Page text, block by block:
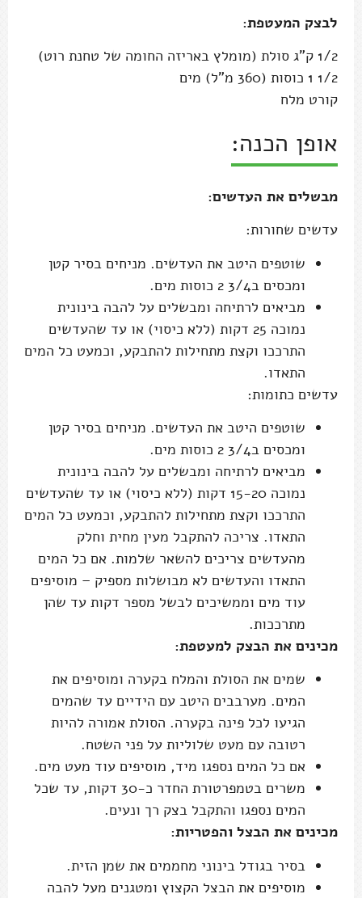
לבצק המעטפת:
1/2 ק"ג סולת (מומלץ באריזה החומה של טחנת רוט)
1/2 1 כוסות (360 מ"ל) מים
קורט מלח
אופן הכנה:
מבשלים את העדשים:
עדשים שחורות:
שוטפים היטב את העדשים. מניחים בסיר קטן
ומכסים ב3/4 2 כוסות מים.
מביאים לרתיחה ומבשלים על להבה בינונית
נמוכה 25 דקות (ללא כיסוי) או עד שהעדשים
התרככו וקצת מתחילות להתבקע, וכמעט כל המים
התאדו.
עדשים כתומות:
שוטפים היטב את העדשים. מניחים בסיר קטן
ומכסים ב3/4 2 כוסות מים.
מביאים לרתיחה ומבשלים על להבה בינונית
נמוכה 15-20 דקות (ללא כיסוי) או עד שהעדשים
התרככו וקצת מתחילות להתבקע, וכמעט כל המים
התאדו. צריכה להתקבל מעין מחית וחלק
מהעדשים צריכים להשאר שלמות. אם כל המים
התאדו והעדשים לא מבושלות מספיק – מוסיפים
עוד מים וממשיכים לבשל מספר דקות עד שהן
מתרככות.
מכינים את הבצק למעטפת:
שמים את הסולת והמלח בקערה ומוסיפים את
המים. מערבבים היטב עם הידיים עד שהמים
הגיעו לכל פינה בקערה. הסולת אמורה להיות
רטובה עם מעט שלוליות על פני השטח.
אם כל המים נספגו מיד, מוסיפים עוד מעט מים.
משרים בטמפרטורת החדר כ-30 דקות, עד שכל
המים נספגו והתקבל בצק רך ונעים.
מכינים את הבצל והפטריות:
בסיר בגודל בינוני מחממים את שמן הזית.
מוסיפים את הבצל הקצוץ ומטגנים מעל להבה